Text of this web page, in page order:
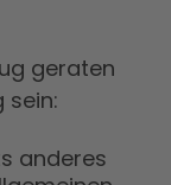
geraten
sein:
anderes